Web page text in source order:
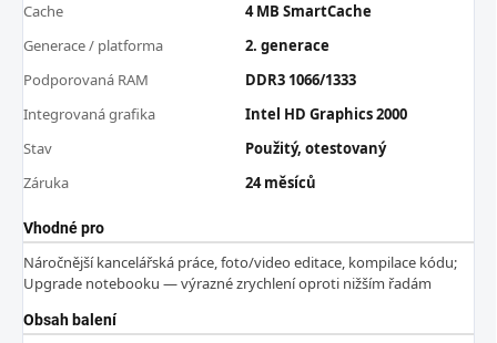
Cache
4 MB SmartCache
Generace / platforma
2. generace
Podporovaná RAM
DDR3 1066/1333
Integrovaná grafika
Intel HD Graphics 2000
Stav
Použitý, otestovaný
Záruka
24 měsíců
Vhodné pro
Náročnější kancelářská práce, foto/video editace, kompilace kódu;
Upgrade notebooku — výrazné zrychlení oproti nižším řadám
Obsah balení